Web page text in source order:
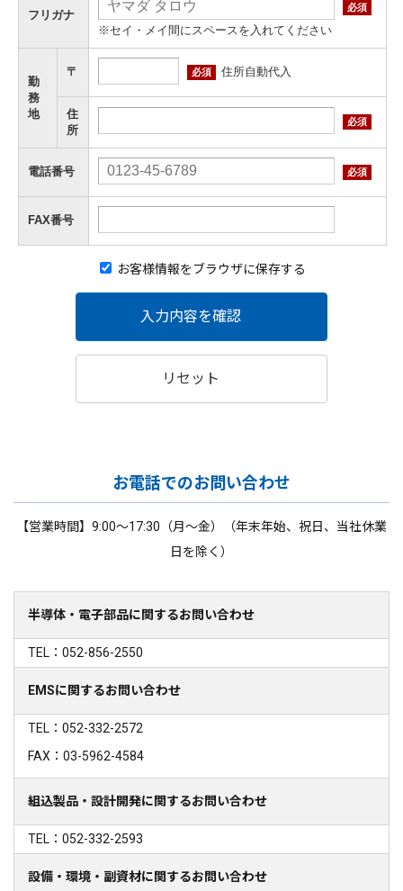
フリガナ
必須
※セイ・メイ間にスペースを入れてください
勤
務
地
〒 必須 住所自動代入
住
所
必須
電話番号 必須
FAX番号
お客様情報をブラウザに保存する
入力内容を確認
リセット
お電話でのお問い合わせ
【営業時間】9:00～17:30（月～金）（年末年始、祝日、当社休業
日を除く）
半導体・電子部品に関するお問い合わせ
TEL：052-856-2550
EMSに関するお問い合わせ
TEL：052-332-2572
FAX：03-5962-4584
組込製品・設計開発に関するお問い合わせ
TEL：052-332-2593
設備・環境・副資材に関するお問い合わせ